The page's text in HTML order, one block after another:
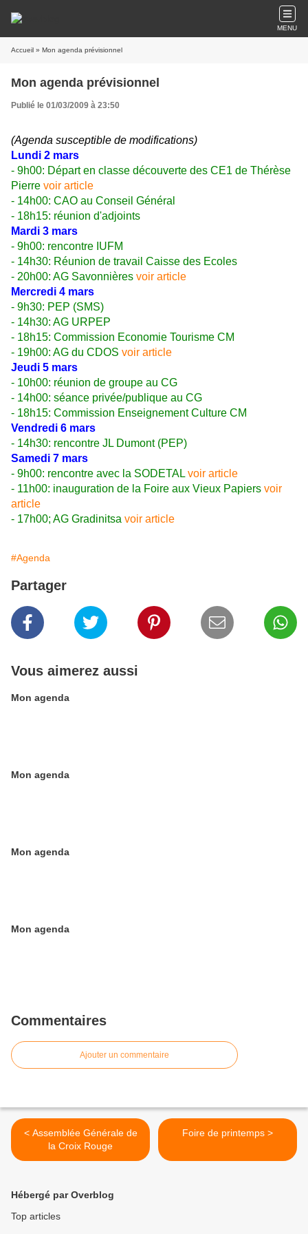
MENU
Accueil » Mon agenda prévisionnel
Mon agenda prévisionnel
Publié le 01/03/2009 à 23:50
(Agenda susceptible de modifications)
Lundi 2 mars
- 9h00: Départ en classe découverte des CE1 de Thérèse
Pierre voir article
- 14h00: CAO au Conseil Général
- 18h15: réunion d'adjoints
Mardi 3 mars
- 9h00: rencontre IUFM
- 14h30: Réunion de travail Caisse des Ecoles
- 20h00: AG Savonnières voir article
Mercredi 4 mars
- 9h30: PEP (SMS)
- 14h30: AG URPEP
- 18h15: Commission Economie Tourisme CM
- 19h00: AG du CDOS voir article
Jeudi 5 mars
- 10h00: réunion de groupe au CG
- 14h00: séance privée/publique au CG
- 18h15: Commission Enseignement Culture CM
Vendredi 6 mars
- 14h30: rencontre JL Dumont (PEP)
Samedi 7 mars
- 9h00: rencontre avec la SODETAL voir article
- 11h00: inauguration de la Foire aux Vieux Papiers voir
article
- 17h00; AG Gradinitsa voir article
#Agenda
Partager
Vous aimerez aussi
Mon agenda
Mon agenda
Mon agenda
Mon agenda
Commentaires
Ajouter un commentaire
< Assemblée Générale de
la Croix Rouge
Foire de printemps >
Hébergé par Overblog
Top articles